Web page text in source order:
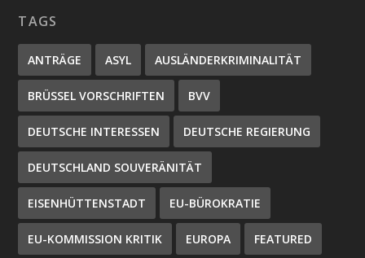
TAGS
ANTRÄGE ASYL AUSLÄNDERKRIMINALITÄT
BRÜSSEL VORSCHRIFTEN BVV
DEUTSCHE INTERESSEN DEUTSCHE REGIERUNG
DEUTSCHLAND SOUVERÄNITÄT
EISENHÜTTENSTADT EU-BÜROKRATIE
EU-KOMMISSION KRITIK EUROPA FEATURED